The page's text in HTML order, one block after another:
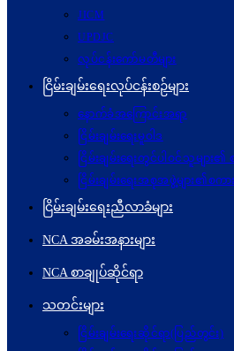
JICM
UPDJC
လုပ်ငန်းကော်မတီများ
ငြိမ်းချမ်းရေးလုပ်ငန်းစဉ်များ
နောက်ခံအကြောင်းအရာ
ငြိမ်းချမ်းရေးမူဝါဒ
ငြိမ်းချမ်းရေးတွင်ပါဝင်သူများ၏
ငြိမ်းချမ်းရေးအစုအဖွဲ့များ၏စကာ
ငြိမ်းချမ်းရေးညီလာခံများ
NCA အခမ်းအနားများ
NCA စာချုပ်ဆိုင်ရာ
သတင်းများ
ငြိမ်းချမ်းရေးဆိုင်ရာ(ပြည်တွင်း)